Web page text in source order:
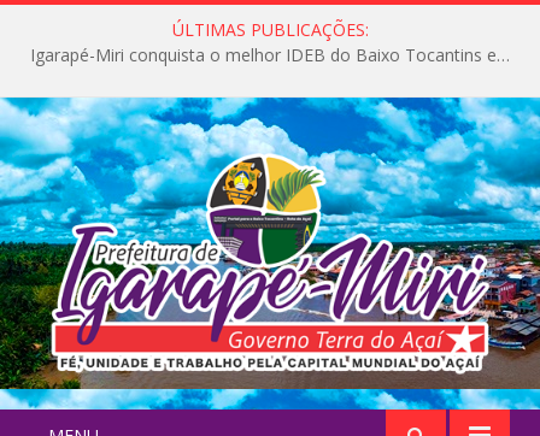
ÚLTIMAS PUBLICAÇÕES:
Igarapé-Miri conquista o melhor IDEB do Baixo Tocantins e avança na qualidade da educação pública